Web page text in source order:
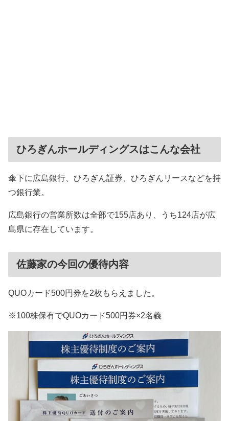
ひろぎんホールディングスはこんな会社
傘下に広島銀行、ひろぎん証券、ひろぎんリースなどを持
つ銀行業。
広島銀行の営業所数は全部で155店あり、うち124店が広
島県に存在しています。
佐藤家の今回の優待内容
QUOカード500円券を2枚もらえました。
※100株保有でQUOカード500円券×2名義